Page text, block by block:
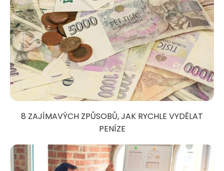
8 ZAJÍMAVÝCH ZPŮSOBŮ, JAK RYCHLE VYDĚLAT
PENÍZE